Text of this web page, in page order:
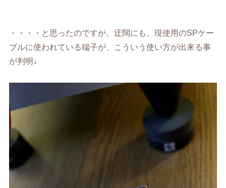
・・・・と思ったのですが、迂闊にも、現使用のSPケー
ブルに使われている端子が、こういう使い方が出来る事
が判明↓